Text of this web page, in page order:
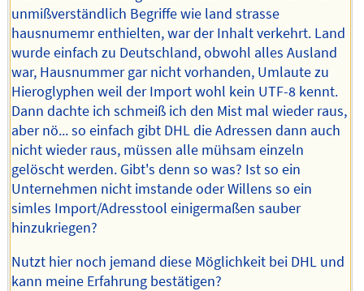
unmißverständlich Begriffe wie land strasse
hausnumemr enthielten, war der Inhalt verkehrt. Land
wurde einfach zu Deutschland, obwohl alles Ausland
war, Hausnummer gar nicht vorhanden, Umlaute zu
Hieroglyphen weil der Import wohl kein UTF-8 kennt.
Dann dachte ich schmeiß ich den Mist mal wieder raus,
aber nö... so einfach gibt DHL die Adressen dann auch
nicht wieder raus, müssen alle mühsam einzeln
gelöscht werden. Gibt's denn so was? Ist so ein
Unternehmen nicht imstande oder Willens so ein
simles Import/Adresstool einigermaßen sauber
hinzukriegen?
Nutzt hier noch jemand diese Möglichkeit bei DHL und
kann meine Erfahrung bestätigen?